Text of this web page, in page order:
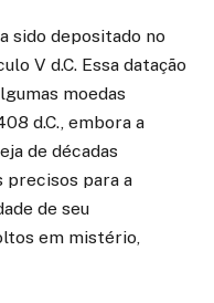
sido depositado no
V d.C. Essa datação
moedas
d.C., embora a
de décadas
precisos para a
de seu
em mistério,